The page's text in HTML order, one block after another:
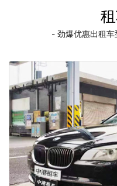
- 劲爆优惠出租